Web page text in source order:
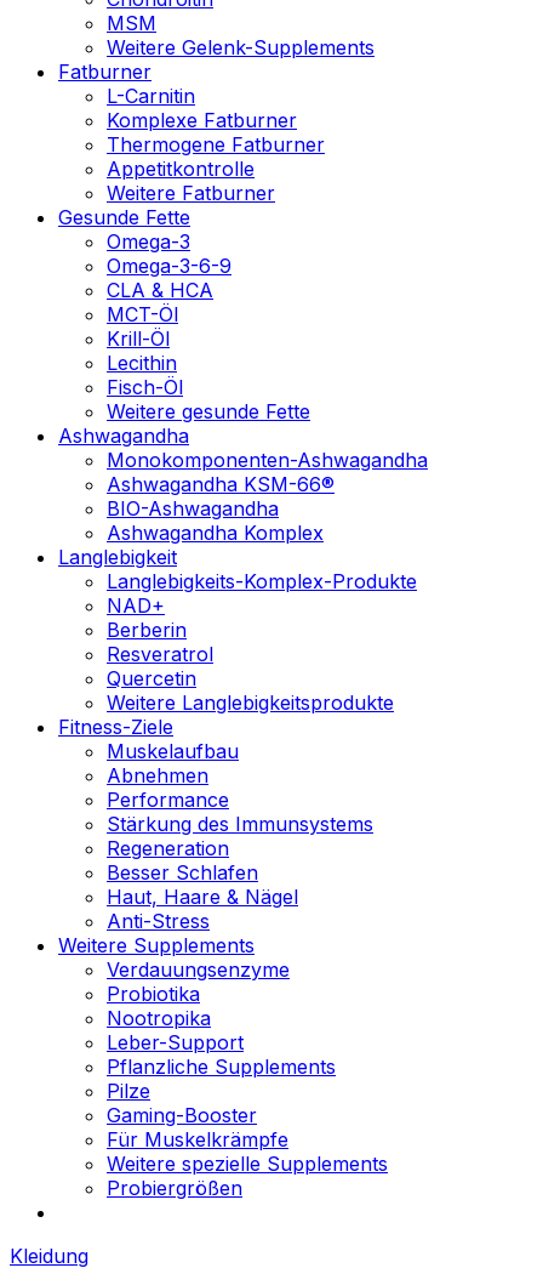
MSM
Weitere Gelenk-Supplements
Fatburner
L-Carnitin
Komplexe Fatburner
Thermogene Fatburner
Appetitkontrolle
Weitere Fatburner
Gesunde Fette
Omega-3
Omega-3-6-9
CLA & HCA
MCT-Öl
Krill-Öl
Lecithin
Fisch-Öl
Weitere gesunde Fette
Ashwagandha
Monokomponenten-Ashwagandha
Ashwagandha KSM-66®
BIO-Ashwagandha
Ashwagandha Komplex
Langlebigkeit
Langlebigkeits-Komplex-Produkte
NAD+
Berberin
Resveratrol
Quercetin
Weitere Langlebigkeitsprodukte
Fitness-Ziele
Muskelaufbau
Abnehmen
Performance
Stärkung des Immunsystems
Regeneration
Besser Schlafen
Haut, Haare & Nägel
Anti-Stress
Weitere Supplements
Verdauungsenzyme
Probiotika
Nootropika
Leber-Support
Pflanzliche Supplements
Pilze
Gaming-Booster
Für Muskelkrämpfe
Weitere spezielle Supplements
Probiergrößen
Kleidung